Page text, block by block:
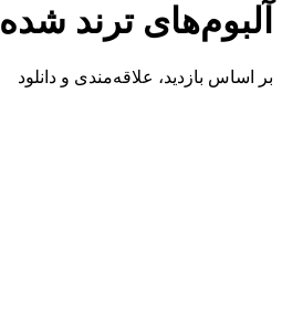
آلبوم‌های ترند شده Ethnic
بر اساس بازدید، علاقه‌مندی و دانلود